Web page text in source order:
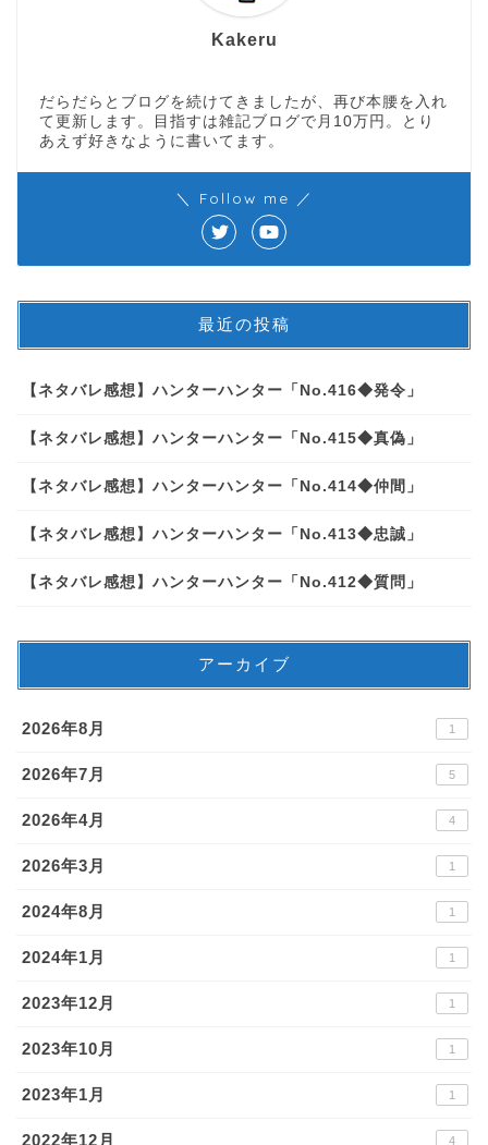
Kakeru
だらだらとブログを続けてきましたが、再び本腰を入れ
て更新します。目指すは雑記ブログで月10万円。とり
あえず好きなように書いてます。
＼ Follow me ／
最近の投稿
【ネタバレ感想】ハンターハンター「No.416◆発令」
【ネタバレ感想】ハンターハンター「No.415◆真偽」
【ネタバレ感想】ハンターハンター「No.414◆仲間」
【ネタバレ感想】ハンターハンター「No.413◆忠誠」
【ネタバレ感想】ハンターハンター「No.412◆質問」
アーカイブ
2026年8月 1
2026年7月 5
2026年4月 4
2026年3月 1
2024年8月 1
2024年1月 1
2023年12月 1
2023年10月 1
2023年1月 1
2022年12月 4